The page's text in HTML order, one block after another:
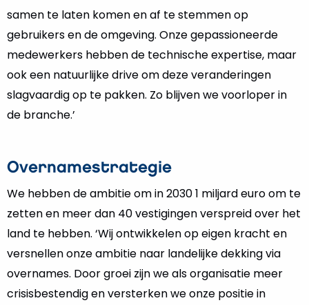
samen te laten komen en af te stemmen op
gebruikers en de omgeving. Onze gepassioneerde
medewerkers hebben de technische expertise, maar
ook een natuurlijke drive om deze veranderingen
slagvaardig op te pakken. Zo blijven we voorloper in
de branche.’
Overnamestrategie
We hebben de ambitie om in 2030 1 miljard euro om te
zetten en meer dan 40 vestigingen verspreid over het
land te hebben. ‘Wij ontwikkelen op eigen kracht en
versnellen onze ambitie naar landelijke dekking via
overnames. Door groei zijn we als organisatie meer
crisisbestendig en versterken we onze positie in